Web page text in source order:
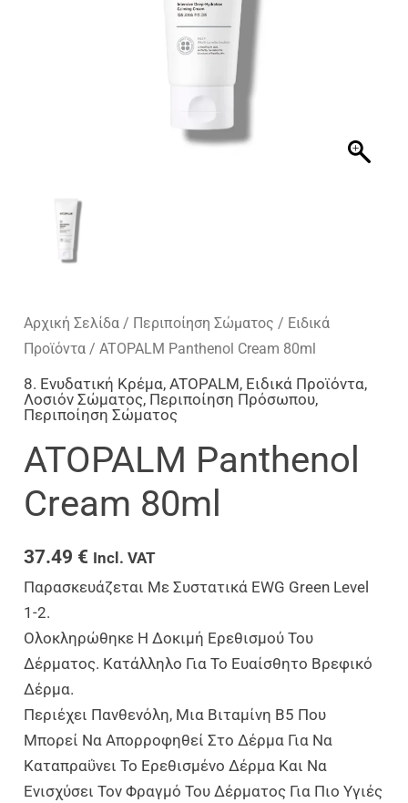
Αρχική Σελίδα / Περιποίηση Σώματος / Ειδικά
Προϊόντα / ATOPALM Panthenol Cream 80ml
8. Ενυδατική Κρέμα,ATOPALM, Ειδικά Προϊόντα,
Λοσιόν Σώματος, Περιποίηση Πρόσωπου,
Περιποίηση Σώματος
ATOPALM Panthenol
Cream 80ml
37.49 € Incl. VAT
Παρασκευάζεται Με Συστατικά EWG Green Level
1-2.
Ολοκληρώθηκε Η Δοκιμή Ερεθισμού Του
Δέρματος. Κατάλληλο Για Το Ευαίσθητο Βρεφικό
Δέρμα.
Περιέχει Πανθενόλη, Μια Βιταμίνη Β5 Που
Μπορεί Να Απορροφηθεί Στο Δέρμα Για Να
Καταπραΰνει Το Ερεθισμένο Δέρμα Και Να
Ενισχύσει Τον Φραγμό Του Δέρματος Για Πιο Υγιές